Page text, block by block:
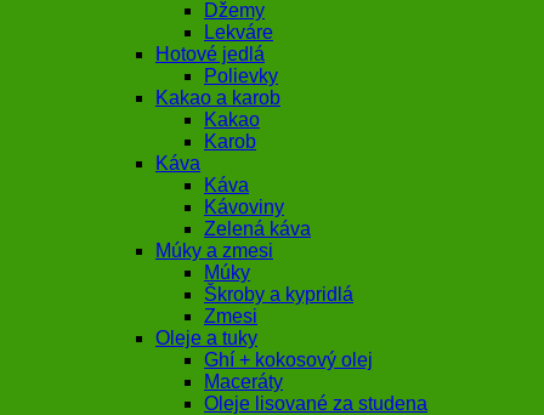
Džemy
Lekváre
Hotové jedlá
Polievky
Kakao a karob
Kakao
Karob
Káva
Káva
Kávoviny
Zelená káva
Múky a zmesi
Múky
Škroby a kypridlá
Zmesi
Oleje a tuky
Ghí + kokosový olej
Maceráty
Oleje lisované za studena